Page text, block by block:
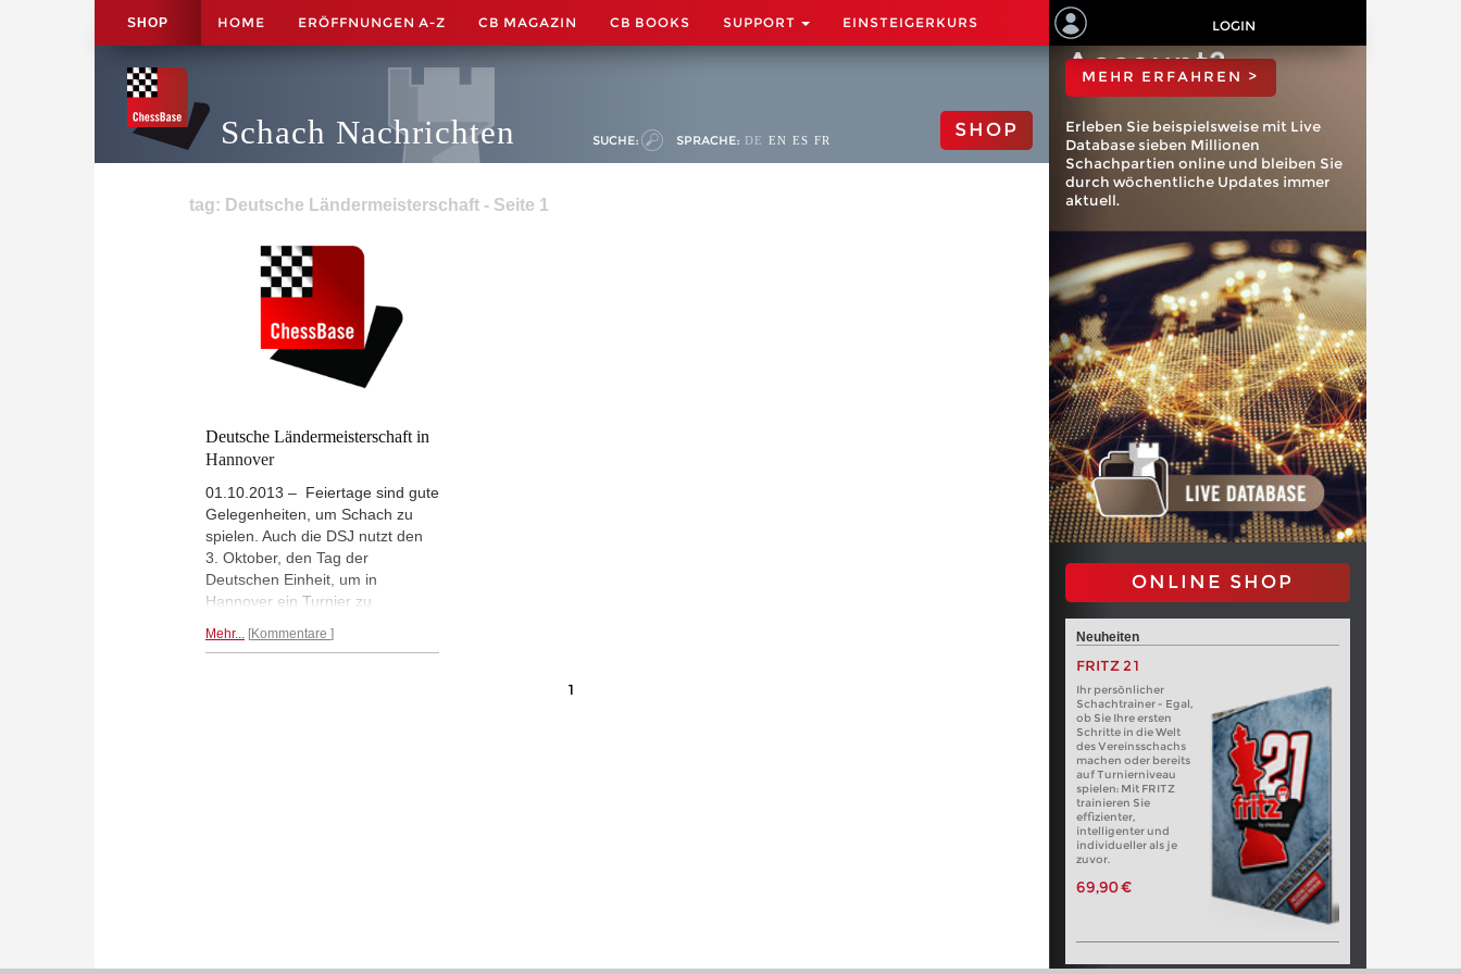
SHOP HOME ERÖFFNUNGEN A-Z CB MAGAZIN CB BOOKS SUPPORT EINSTEIGERKURS LOGIN
Schach Nachrichten SUCHE: SPRACHE: DE EN ES FR SHOP
tag: Deutsche Ländermeisterschaft - Seite 1
Deutsche Ländermeisterschaft in
Hannover
01.10.2013 – Feiertage sind gute
Gelegenheiten, um Schach zu
spielen. Auch die DSJ nutzt den
3. Oktober, den Tag der
Deutschen Einheit, um in
Hannover ein Turnier zu
Ländermeisterschaft, ein
Mehr... Kommentare
1
ChessBase
Account?
MEHR ERFAHREN >
Erleben Sie beispielsweise mit Live
Database sieben Millionen
Schachpartien online und bleiben Sie
durch wöchentliche Updates immer
aktuell.
ONLINE SHOP
Neuheiten
FRITZ 21
Ihr persönlicher
Schachtrainer - Egal,
ob Sie Ihre ersten
Schritte in die Welt
des Vereinsschachs
machen oder bereits
auf Turnierniveau
spielen: Mit FRITZ
trainieren Sie
effizienter,
intelligenter und
individueller als je
zuvor.
69,90 €